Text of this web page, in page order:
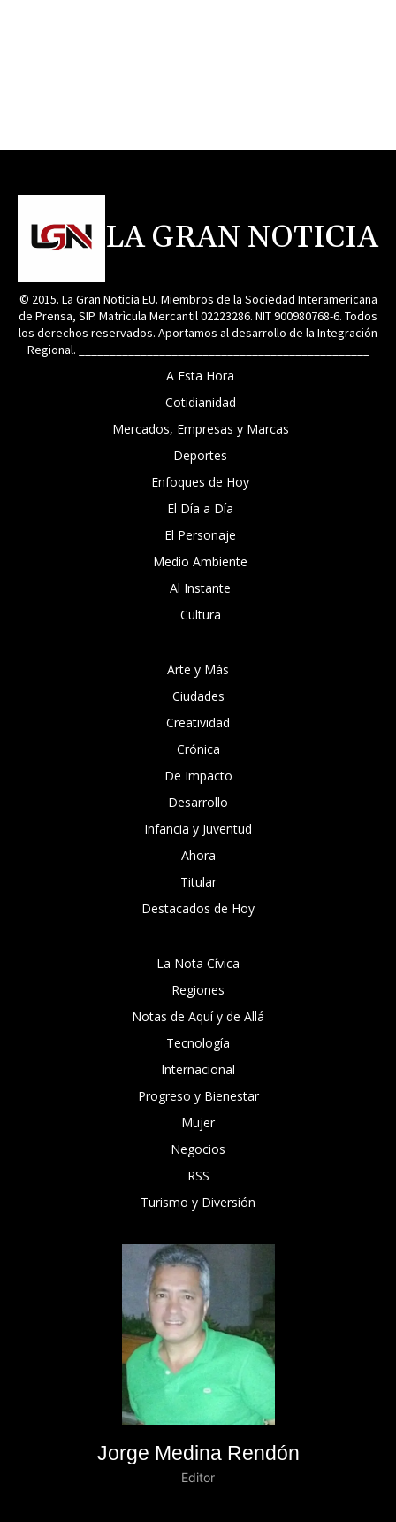
LA GRAN NOTICIA
© 2015. La Gran Noticia EU. Miembros de la Sociedad Interamericana
de Prensa, SIP. Matrìcula Mercantil 02223286. NIT 900980768-6. Todos
los derechos reservados. Aportamos al desarrollo de la Integración
Regional. _______________________________________________
A Esta Hora
Cotidianidad
Mercados, Empresas y Marcas
Deportes
Enfoques de Hoy
El Día a Día
El Personaje
Medio Ambiente
Al Instante
Cultura
Arte y Más
Ciudades
Creatividad
Crónica
De Impacto
Desarrollo
Infancia y Juventud
Ahora
Titular
Destacados de Hoy
La Nota Cívica
Regiones
Notas de Aquí y de Allá
Tecnología
Internacional
Progreso y Bienestar
Mujer
Negocios
RSS
Turismo y Diversión
Jorge Medina Rendón
Editor